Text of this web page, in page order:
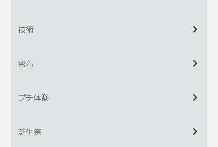
技術
密着
プチ体験
芝生祭